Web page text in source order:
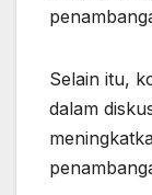
Selain itu,
dalam